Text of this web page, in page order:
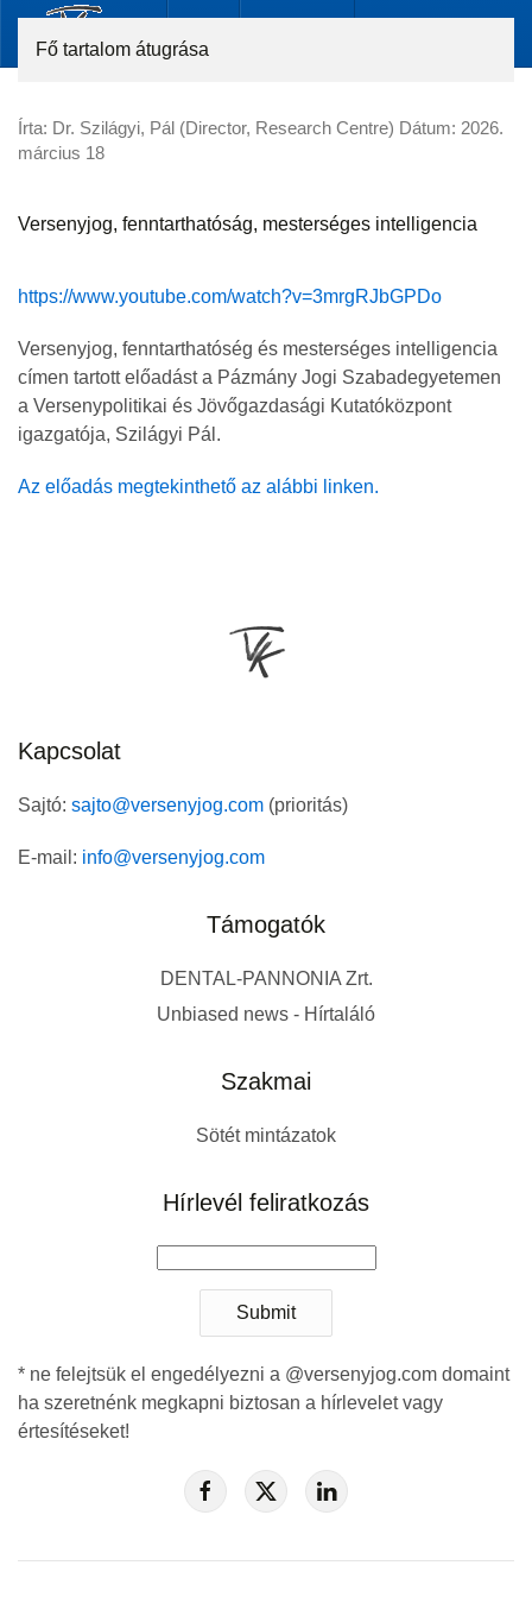
Fő tartalom átugrása
Írta: Dr. Szilágyi, Pál (Director, Research Centre) Dátum: 2026.
március 18
Versenyjog, fenntarthatóság, mesterséges intelligencia
https://www.youtube.com/watch?v=3mrgRJbGPDo
Versenyjog, fenntarthatóség és mesterséges intelligencia
címen tartott előadást a Pázmány Jogi Szabadegyetemen
a Versenypolitikai és Jövőgazdasági Kutatóközpont
igazgatója, Szilágyi Pál.
Az előadás megtekinthető az alábbi linken.
Kapcsolat
Sajtó: sajto@versenyjog.com (prioritás)
E-mail: info@versenyjog.com
Támogatók
DENTAL-PANNONIA Zrt.
Unbiased news - Hírtaláló
Szakmai
Sötét mintázatok
Hírlevél feliratkozás
Submit
* ne felejtsük el engedélyezni a @versenyjog.com domaint
ha szeretnénk megkapni biztosan a hírlevelet vagy
értesítéseket!